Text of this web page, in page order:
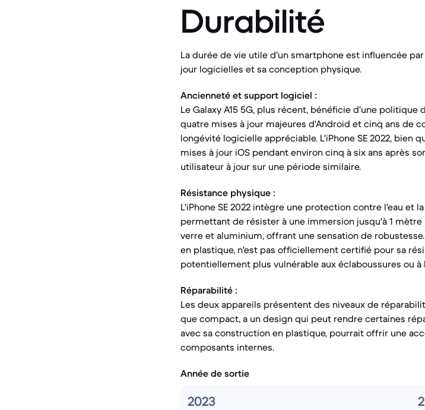
Durabilité
La durée de vie utile d'un smartphone est influencée
jour logicielles et sa conception physique.
Ancienneté et support logiciel :
Le Galaxy A15 5G, plus récent, bénéficie d'une
quatre mises à jour majeures d'Android et cinq ans de
longévité logicielle appréciable. L'iPhone SE 2022, bien
mises à jour iOS pendant environ cinq à six ans après
utilisateur à jour sur une période similaire.
Résistance physique :
L'iPhone SE 2022 intègre une protection contre l'eau et
permettant de résister à une immersion jusqu'à 1
verre et aluminium, offrant une sensation de
en plastique, n'est pas officiellement certifié pour sa
potentiellement plus vulnérable aux éclaboussures ou
Réparabilité :
Les deux appareils présentent des niveaux de
que compact, a un design qui peut rendre certaines
avec sa construction en plastique, pourrait offrir une
composants internes.
Année de sortie
2023